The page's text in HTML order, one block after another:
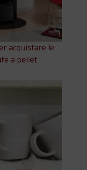
acquistare le
a pellet